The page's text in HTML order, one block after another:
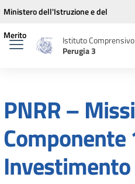
Vai ai contenuti
Vai al menu di navigazione
Vai al footer
Ministero dell'Istruzione e del
Merito
Istituto Comprensivo
Perugia 3
PNRR –
Componente